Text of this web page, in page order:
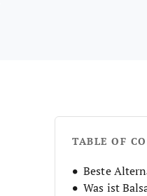
TABLE OF
Beste
Was ist